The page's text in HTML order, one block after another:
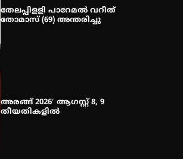
തേലപ്പിളളി പാറേമൽ വറീത്
തോമാസ് (69) അന്തരിച്ചു
അരങ്ങ് 2026′ ആഗസ്റ്റ് 8, 9
തീയതികളിൽ